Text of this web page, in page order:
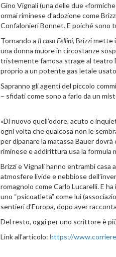
Gino Vignali (una delle due
ormai riminese d’adozione come
Confalonieri Bonnet. E poiché sono
Tornando a Il caso Fellini, Brizzi mette
una donna muore in circostanze
tristemente famosa strage al teatro
proprio a un potente gas letale
Sapranno gli agenti del piccolo
– sfidati come sono a farlo da un
«Di nuovo quell’odore, acuto e
ogni volta che qualcosa non le
per dipanare la matassa Bauer
riminese e addirittura usa la formula
Brizzi e Vignali hanno entrambi casa
atmosfere livide e nebbiose
romagnolo come Carlo Lucarelli. E
uno “psicoatleta” come lui
sentieri d’Europa, dopo aver
Del resto, oggi per uno scrittore è
Link all'articolo: https://